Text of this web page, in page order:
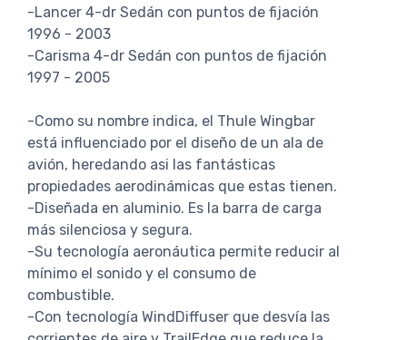
-Lancer 4-dr Sedán con puntos de fijación
1996 - 2003
-Carisma 4-dr Sedán con puntos de fijación
1997 - 2005
-Como su nombre indica, el Thule Wingbar
está influenciado por el diseño de un ala de
avión, heredando asi las fantásticas
propiedades aerodinámicas que estas tienen.
-Diseñada en aluminio. Es la barra de carga
más silenciosa y segura.
-Su tecnología aeronáutica permite reducir al
mínimo el sonido y el consumo de
combustible.
-Con tecnología WindDiffuser que desvía las